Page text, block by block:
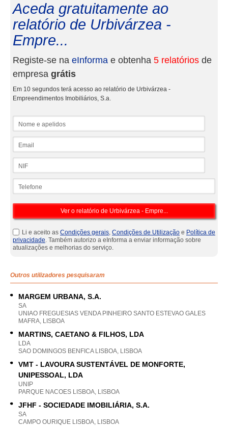
Aceda gratuitamente ao
relatório de Urbivárzea -
Empre...
Registe-se na eInforma e obtenha 5 relatórios de
empresa grátis
Em 10 segundos terá acesso ao relatório de Urbivárzea -
Empreendimentos Imobiliários, S.a.
Li e aceito as Condições gerais, Condições de Utilização e Política de
privacidade. Também autorizo a eInforma a enviar informação sobre
atualizações e melhorias do serviço.
Outros utilizadores pesquisaram
MARGEM URBANA, S.A.
SA
UNIAO FREGUESIAS VENDA PINHEIRO SANTO ESTEVAO GALES
MAFRA, LISBOA
MARTINS, CAETANO & FILHOS, LDA
LDA
SAO DOMINGOS BENFICA LISBOA, LISBOA
VMT - LAVOURA SUSTENTÁVEL DE MONFORTE,
UNIPESSOAL, LDA
UNIP
PARQUE NACOES LISBOA, LISBOA
JFHF - SOCIEDADE IMOBILIÁRIA, S.A.
SA
CAMPO OURIQUE LISBOA, LISBOA